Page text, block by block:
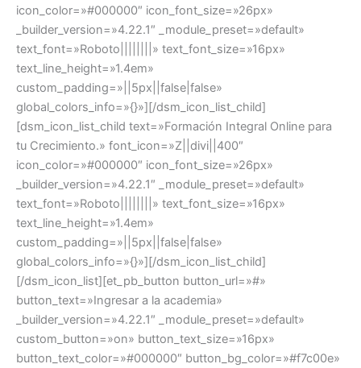
icon_color=»#000000″ icon_font_size=»26px»
_builder_version=»4.22.1″ _module_preset=»default»
text_font=»Roboto||||||||» text_font_size=»16px»
text_line_height=»1.4em»
custom_padding=»||5px||false|false»
global_colors_info=»{}»][/dsm_icon_list_child]
[dsm_icon_list_child text=»Formación Integral Online para
tu Crecimiento.» font_icon=»Z||divi||400″
icon_color=»#000000″ icon_font_size=»26px»
_builder_version=»4.22.1″ _module_preset=»default»
text_font=»Roboto||||||||» text_font_size=»16px»
text_line_height=»1.4em»
custom_padding=»||5px||false|false»
global_colors_info=»{}»][/dsm_icon_list_child]
[/dsm_icon_list][et_pb_button button_url=»#»
button_text=»Ingresar a la academia»
_builder_version=»4.22.1″ _module_preset=»default»
custom_button=»on» button_text_size=»16px»
button_text_color=»#000000″ button_bg_color=»#f7c00e»